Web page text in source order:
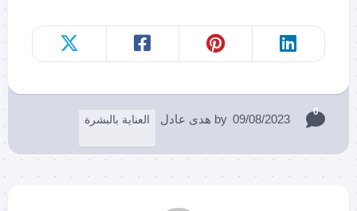
09/08/2023
by هدى عادل العناية بالبشرة
0